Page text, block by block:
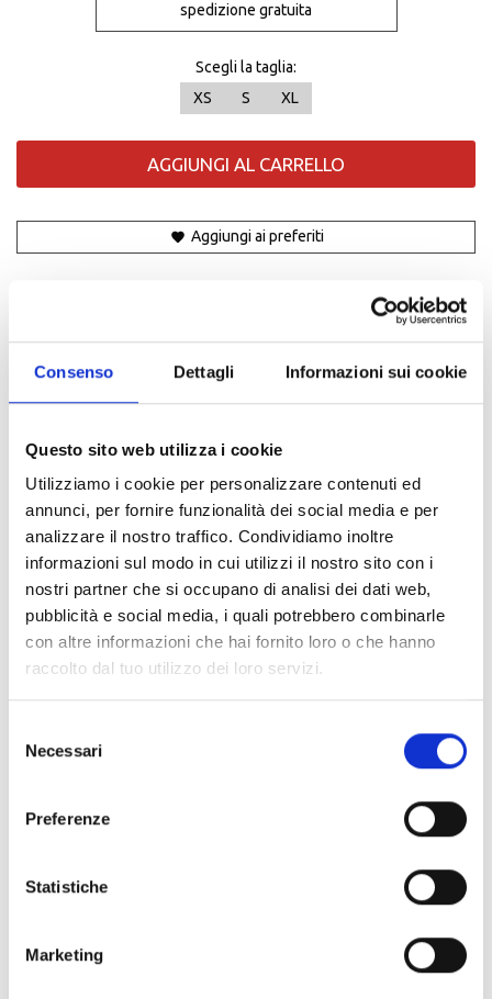
Consenso Dettagli Informazioni sui cookie
Questo sito web utilizza i cookie
Utilizziamo i cookie per personalizzare contenuti ed
annunci, per fornire funzionalità dei social media e per
analizzare il nostro traffico. Condividiamo inoltre
informazioni sul modo in cui utilizzi il nostro sito con i
nostri partner che si occupano di analisi dei dati web,
pubblicità e social media, i quali potrebbero combinarle
con altre informazioni che hai fornito loro o che hanno
raccolto dal tuo utilizzo dei loro servizi.
delNecessari
Preferenze
Statistiche
Marketing
spedizione gratuita
Scegli la taglia:
XS
S XL
AGGIUNGI AL CARRELLO
Aggiungi ai preferiti
Descrizione
Descrizione:
Semplice e sorprendente, la maglietta da donna Paddock Blue
Essentials è un capo che non può mancare nel guardaroba di tutte
le fan di Yamaha. Realizzata in morbido cotone al 100%, grazie alla
sua comoda vestibilità e allo scollo a V, questa t-shirt si adatta
perfettamente a chiunque la indossi. Il logo Yamaha stampato sul
petto e sulle maniche completa il classico look Racing Blue di
Dettagli:
100% cotone, 180 grammi
Marchio Yamaha stampato sul petto e sulla manica destra
Collo a V